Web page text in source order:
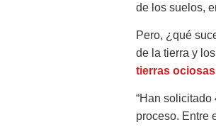
de los suelos,
Pero, ¿qué
de la tierra y
tierras ociosas
“Han solicitado
proceso. Entre